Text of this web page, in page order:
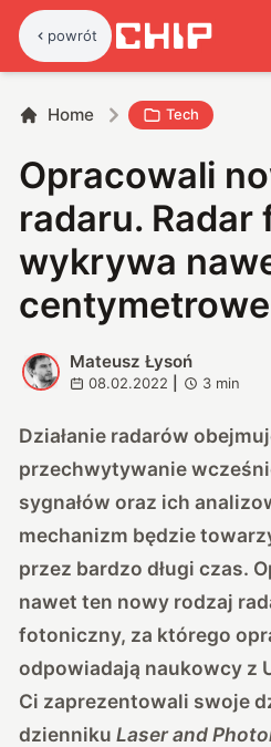
powrót
Home Tech
Opracowali
radaru.
wykrywa
M
Mateusz Łysoń
08.02.2022 3 min
Działanie radarów
przechwytywanie
sygnałów oraz ich
mechanizm będzie
przez bardzo długi czas.
nawet ten nowy rodzaj
fotoniczny, za którego
odpowiadają naukowcy z
Ci zaprezentowali swoje
dziennikuLaser and